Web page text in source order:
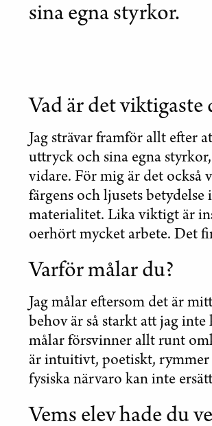
sina egna styrkor.
Vad är det
Jag strävar framför allt efter
uttryck och sina egna
vidare. För mig är det också
färgens och ljusets
materialitet. Lika viktigt är
oerhört mycket arbete. Det
Varför målar du?
Jag målar eftersom det är
behov är så starkt att jag
målar försvinner allt runt
är intuitivt, poetiskt, rymmer
fysiska närvaro kan inte
Vems elev hade du